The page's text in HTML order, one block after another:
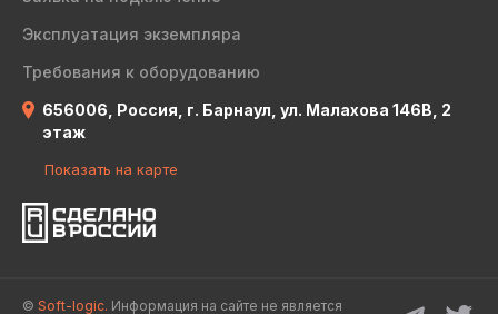
Эксплуатация экземпляра
Требования к оборудованию
656006, Россия, г. Барнаул, ул. Малахова 146В, 2
этаж
Показать на карте
© Soft-logic. Информация на сайте не является